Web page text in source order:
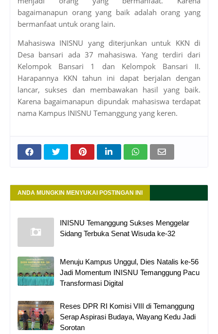
bagaimanapun orang yang baik adalah orang yang
bermanfaat untuk orang lain.
Mahasiswa INISNU yang diterjunkan untuk KKN di
Desa bansari ada 37 mahasiswa. Yang terdiri dari
Kelompok Bansari 1 dan Kelompok Bansari II.
Harapannya KKN tahun ini dapat berjalan dengan
lancar, sukses dan membawakan hasil yang baik.
Karena bagaimanapun dipundak mahasiswa terdapat
nama Kampus INISNU Temanggung yang keren.
ANDA MUNGKIN MENYUKAI POSTINGAN INI
INISNU Temanggung Sukses Menggelar
Sidang Terbuka Senat Wisuda ke-32
Menuju Kampus Unggul, Dies Natalis ke-56
Jadi Momentum INISNU Temanggung Pacu
Transformasi Digital
Reses DPR RI Komisi VIII di Temanggung
Serap Aspirasi Budaya, Wayang Kedu Jadi
Sorotan